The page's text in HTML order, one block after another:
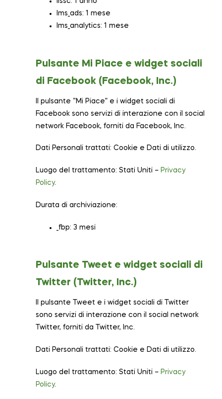
lms_ads: 1 mese
lms_analytics: 1 mese
Pulsante Mi Piace e widget sociali
di Facebook (Facebook, Inc.)
Il pulsante “Mi Piace” e i widget sociali di
Facebook sono servizi di interazione con il social
network Facebook, forniti da Facebook, Inc.
Dati Personali trattati: Cookie e Dati di utilizzo.
Luogo del trattamento: Stati Uniti – Privacy
Policy.
Durata di archiviazione:
_fbp: 3 mesi
Pulsante Tweet e widget sociali di
Twitter (Twitter, Inc.)
Il pulsante Tweet e i widget sociali di Twitter
sono servizi di interazione con il social network
Twitter, forniti da Twitter, Inc.
Dati Personali trattati: Cookie e Dati di utilizzo.
Luogo del trattamento: Stati Uniti – Privacy
Policy.